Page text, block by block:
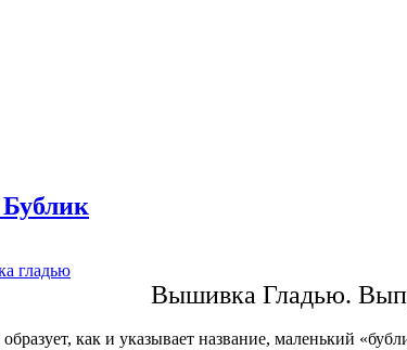
гладью
Вышивка Гладью.
как и указывает название, маленький